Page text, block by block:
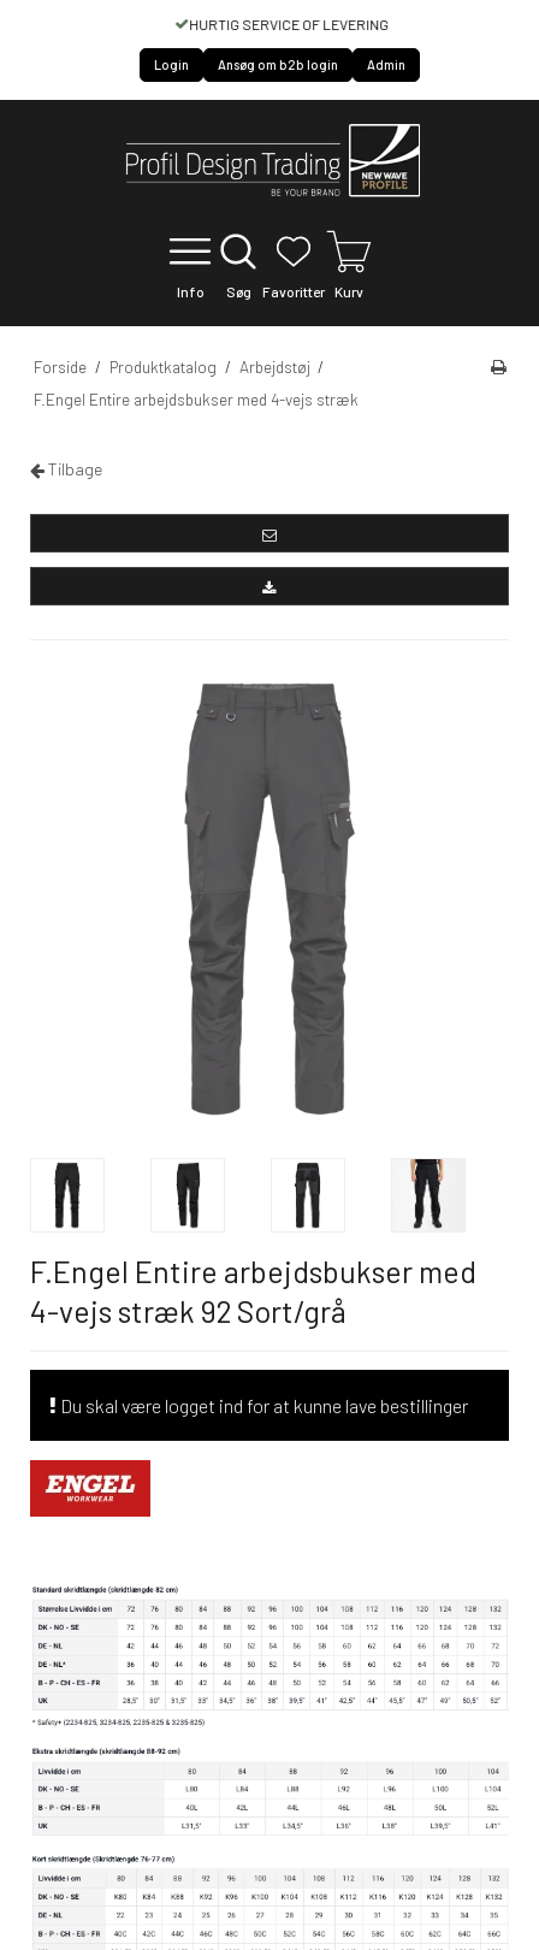
HURTIG SERVICE OF LEVERING
Login Ansøg om b2b login Admin
Info Søg Favoritter Kurv
Forside / Produktkatalog / Arbejdstøj /
F.Engel Entire arbejdsbukser med 4-vejs stræk
Tilbage
F.Engel Entire arbejdsbukser med
4-vejs stræk 92 Sort/grå
Du skal være logget ind for at kunne lave bestillinger